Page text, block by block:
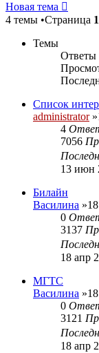
Новая тема
4 темы •Страница 1
Темы
Ответы
Список
administrator
4
7056
13 июн
Билайн
Василина
0
3137
18 апр
МГТС
Василина
0
3121
18 апр